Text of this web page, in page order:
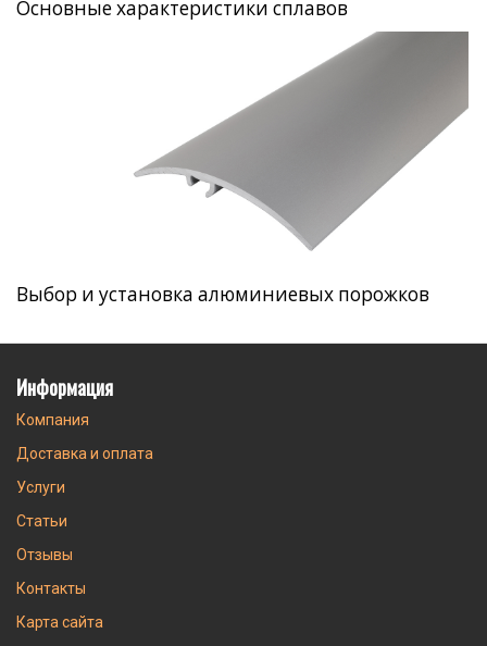
Основные характеристики сплавов
Выбор и установка алюминиевых порожков
Информация
Компания
Доставка и оплата
Услуги
Статьи
Отзывы
Контакты
Карта сайта